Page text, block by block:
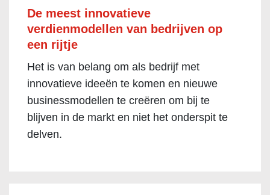
De meest innovatieve
verdienmodellen van bedrijven op
een rijtje
Het is van belang om als bedrijf met
innovatieve ideeën te komen en nieuwe
businessmodellen te creëren om bij te
blijven in de markt en niet het onderspit te
delven.